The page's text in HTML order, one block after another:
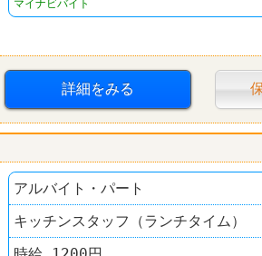
マイナビバイト
詳細をみる
アルバイト・パート
キッチンスタッフ（ランチタイム）